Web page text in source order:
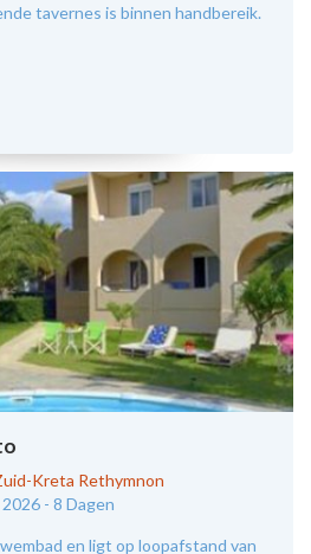
tavernes is binnen handbereik.
Kreta Rethymnon
- 8 Dagen
en ligt op loopafstand van